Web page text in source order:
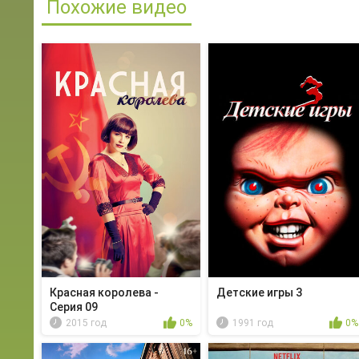
Похожие видео
Красная королева -
Серия 09
2015 год 0%
Детские игры 3
1991 год 0%